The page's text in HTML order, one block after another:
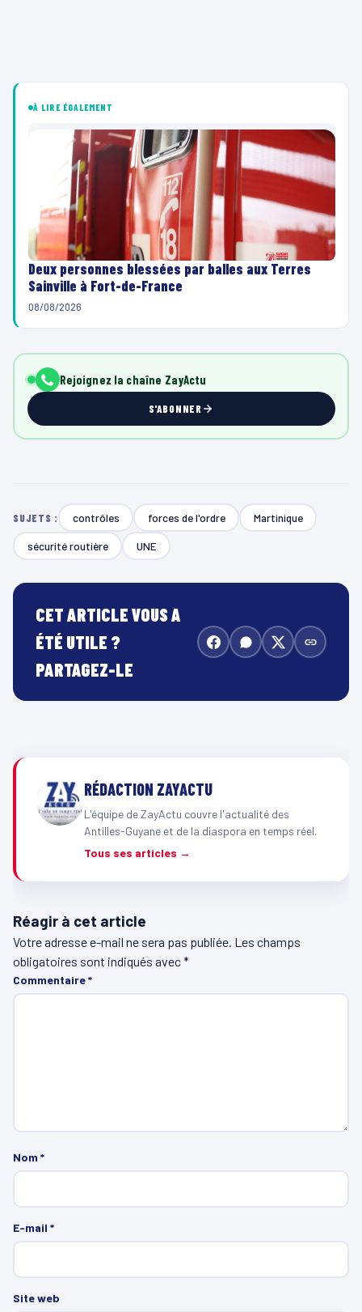
À LIRE ÉGALEMENT
Deux personnes blessées par balles aux Terres
Sainville à Fort-de-France
08/08/2026
Rejoignez la chaîne ZayActu
S'ABONNER
SUJETS : contrôles forces de l'ordre Martinique
sécurité routière UNE
CET ARTICLE VOUS A
ÉTÉ UTILE ?
PARTAGEZ-LE
RÉDACTION ZAYACTU
L'équipe de ZayActu couvre l'actualité des
Antilles-Guyane et de la diaspora en temps réel.
Tous ses articles →
Réagir à cet article
Votre adresse e-mail ne sera pas publiée. Les champs
obligatoires sont indiqués avec*
Commentaire*
Nom *
E-mail *
Site web